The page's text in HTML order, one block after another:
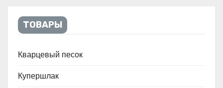
ТОВАРЫ
Кварцевый песок
Купершлак